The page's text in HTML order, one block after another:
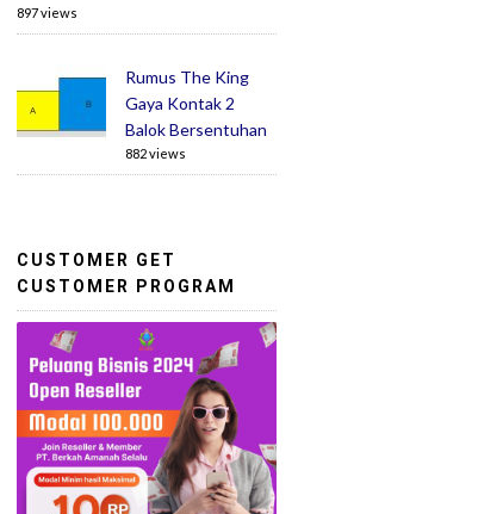
897 views
Rumus The King
Gaya Kontak 2
Balok Bersentuhan
882 views
CUSTOMER GET
CUSTOMER PROGRAM